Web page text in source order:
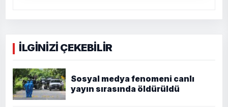
İLGİNİZİ ÇEKEBİLİR
Sosyal medya fenomeni canlı
yayın sırasında öldürüldü